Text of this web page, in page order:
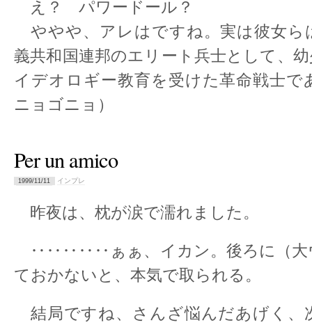
え？ パワードール？
ややや、アレはですね。実は彼女ら
義共和国連邦のエリート兵士として、
イデオロギー教育を受けた革命戦士で
ニョゴニョ）
Per un amico
1999/11/11 インプレ
昨夜は、枕が涙で濡れました。
‥‥‥‥‥ぁぁ、イカン。後ろに（大
ておかないと、本気で取られる。
結局ですね、さんざ悩んだあげく、